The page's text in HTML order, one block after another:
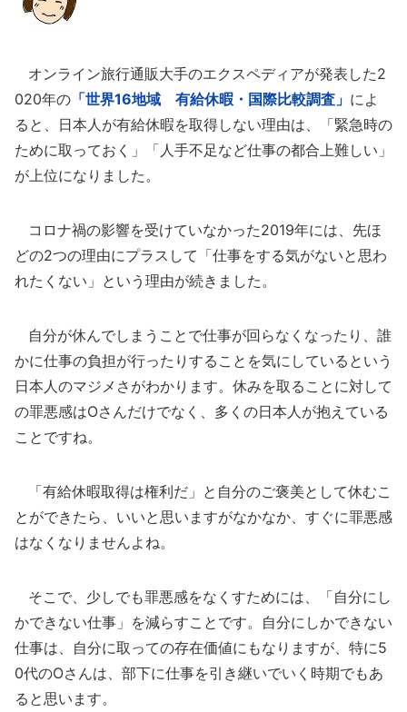
オンライン旅行通販大手のエクスペディアが発表した2
020年の 「世界16地域 有給休暇・国際比較調査」 によ
ると、日本人が有給休暇を取得しない理由は、「緊急時の
ために取っておく」「人手不足など仕事の都合上難しい」
が上位になりました。
コロナ禍の影響を受けていなかった2019年には、先ほ
どの2つの理由にプラスして「仕事をする気がないと思わ
れたくない」という理由が続きました。
自分が休んでしまうことで仕事が回らなくなったり、誰
かに仕事の負担が行ったりすることを気にしているという
日本人のマジメさがわかります。休みを取ることに対して
の罪悪感はOさんだけでなく、多くの日本人が抱えている
ことですね。
「有給休暇取得は権利だ」と自分のご褒美として休むこ
とができたら、いいと思いますがなかなか、すぐに罪悪感
はなくなりませんよね。
そこで、少しでも罪悪感をなくすためには、「自分にし
かできない仕事」を減らすことです。自分にしかできない
仕事は、自分に取っての存在価値にもなりますが、特に5
0代のOさんは、部下に仕事を引き継いでいく時期でもあ
ると思います。